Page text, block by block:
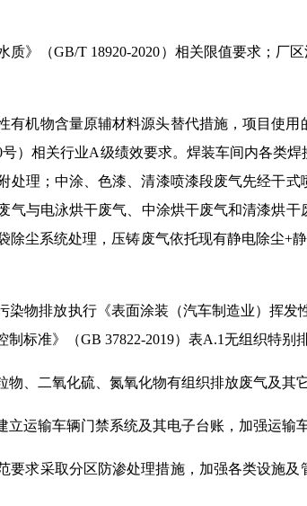
》（GB/T 18920-2020）相关限值要求；厂
有机物含量原辅材料源头替代措施，项目使
）相关行业A级绩效要求。焊装车间内各类
处理；中涂、色漆、清漆喷漆段废气先经干
与电泳烘干废气、中涂烘干废气和清漆烘
尘系统处理，压铸废气依托现有静电除尘+
物排放执行《表面涂装（汽车制造业）挥
标准》（GB 37822-2019）表A.1无组织特别
、二氧化硫、氮氧化物有组织排放废气及其
运输车辆门禁系统及其电子台账，加强运输
要求采取分区防渗处理措施，加强各类设施